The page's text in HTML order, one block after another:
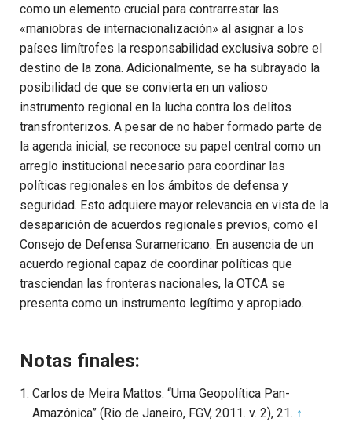
como un elemento crucial para contrarrestar las
«maniobras de internacionalización» al asignar a los
países limítrofes la responsabilidad exclusiva sobre el
destino de la zona. Adicionalmente, se ha subrayado la
posibilidad de que se convierta en un valioso
instrumento regional en la lucha contra los delitos
transfronterizos. A pesar de no haber formado parte de
la agenda inicial, se reconoce su papel central como un
arreglo institucional necesario para coordinar las
políticas regionales en los ámbitos de defensa y
seguridad. Esto adquiere mayor relevancia en vista de la
desaparición de acuerdos regionales previos, como el
Consejo de Defensa Suramericano. En ausencia de un
acuerdo regional capaz de coordinar políticas que
trasciendan las fronteras nacionales, la OTCA se
presenta como un instrumento legítimo y apropiado.
Notas finales:
Carlos de Meira Mattos. “Uma Geopolítica Pan-
Amazônica” (Rio de Janeiro, FGV, 2011. v. 2), 21. ↑